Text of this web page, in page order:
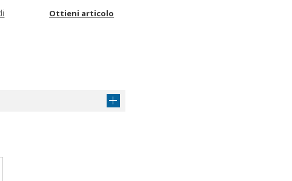
Ottieni articolo